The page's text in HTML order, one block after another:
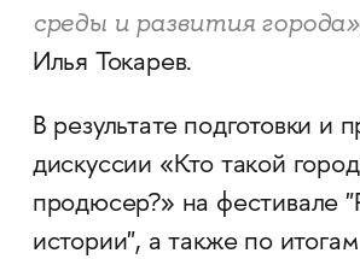
среды и развития города»
Илья Токарев.
В результате подготовки и
дискуссии «Кто такой
продюсер?» на фестивале
истории", а также по итогам